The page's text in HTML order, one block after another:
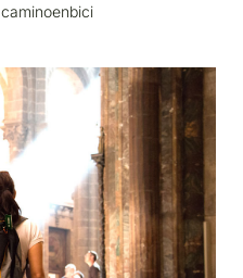
caminoenbici